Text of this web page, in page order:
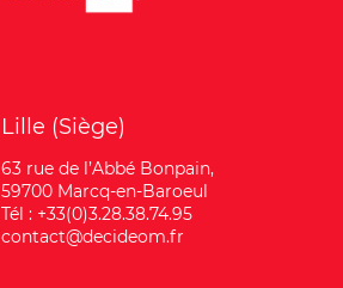
Lille (Siège)
63 rue de l’Abbé Bonpain,
59700 Marcq-en-Baroeul
Tél : +33(0)3.28.38.74.95
contact@decideom.fr